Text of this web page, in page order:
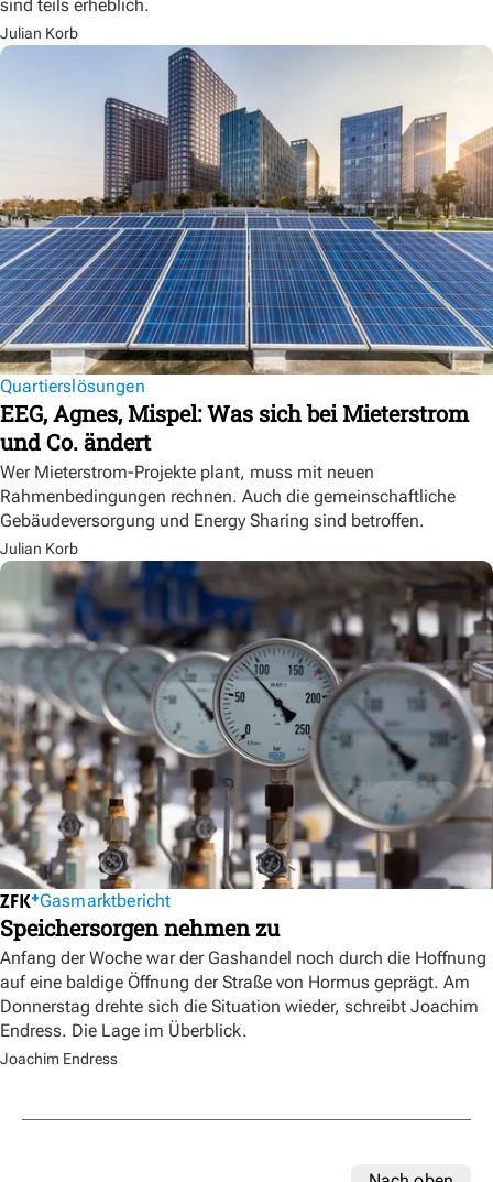
sind teils erheblich.
Julian Korb
Quartierslösungen
EEG, Agnes, Mispel: Was sich bei Mieterstrom
und Co. ändert
Wer Mieterstrom-Projekte plant, muss mit neuen
Rahmenbedingungen rechnen. Auch die gemeinschaftliche
Gebäudeversorgung und Energy Sharing sind betroffen.
Julian Korb
Gasmarktbericht
Speichersorgen nehmen zu
Anfang der Woche war der Gashandel noch durch die Hoffnung
auf eine baldige Öffnung der Straße von Hormus geprägt. Am
Donnerstag drehte sich die Situation wieder, schreibt Joachim
Endress. Die Lage im Überblick.
Joachim Endress